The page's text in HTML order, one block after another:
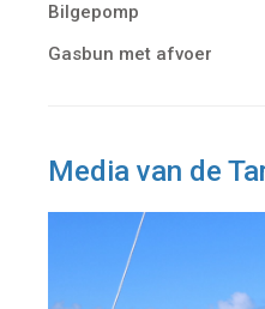
Bilgepomp
Gasbun met afvoer
Media van de